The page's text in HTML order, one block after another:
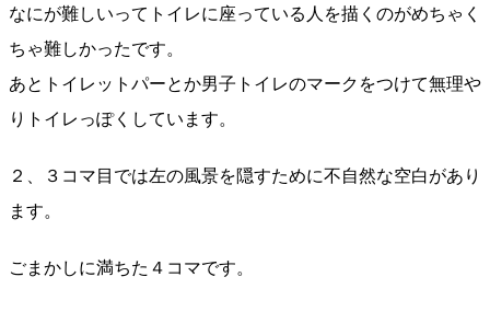
なにが難しいってトイレに座っている人を描くのがめちゃく
ちゃ難しかったです。
あとトイレットパーとか男子トイレのマークをつけて無理や
りトイレっぽくしています。
２、３コマ目では左の風景を隠すために不自然な空白があり
ます。
ごまかしに満ちた４コマです。